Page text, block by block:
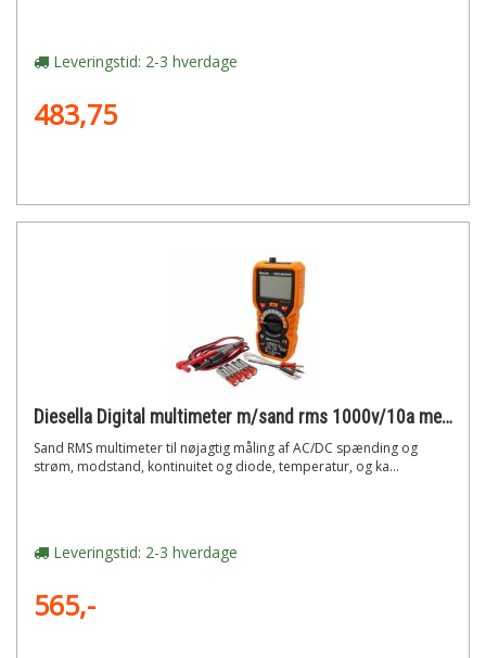
Leveringstid: 2-3 hverdage
483,75
Diesella Digital multimeter m/sand rms 1000v/10a med gummikappe
Sand RMS multimeter til nøjagtig måling af AC/DC spænding og
strøm, modstand, kontinuitet og diode, temperatur, og ka...
Leveringstid: 2-3 hverdage
565,-